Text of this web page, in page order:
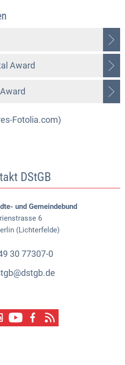
Award
Fotolia.com)
DStGB
und Gemeindebund
6
(Lichterfelde)
30 77307-0